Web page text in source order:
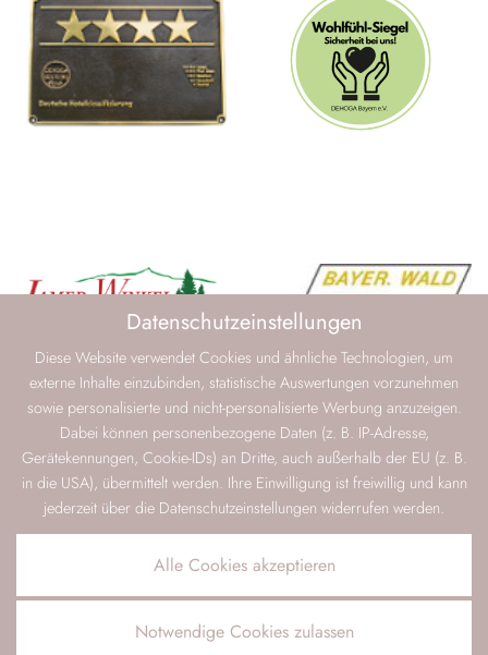
Datenschutzeinstellungen
Diese Website verwendet Cookies und ähnliche Technologien, um
externe Inhalte einzubinden, statistische Auswertungen vorzunehmen
sowie personalisierte und nicht-personalisierte Werbung anzuzeigen.
Dabei können personenbezogene Daten (z. B. IP-Adresse,
Gerätekennungen, Cookie-IDs) an Dritte, auch außerhalb der EU (z. B.
in die USA), übermittelt werden. Ihre Einwilligung ist freiwillig und kann
jederzeit über die Datenschutzeinstellungen widerrufen werden.
Alle Cookies akzeptieren
Notwendige Cookies zulassen